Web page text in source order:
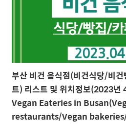
부산 비건 음식점(비건식당/비
트) 리스트 및 위치정보(2023년
Vegan Eateries in
restaurants/Vegan